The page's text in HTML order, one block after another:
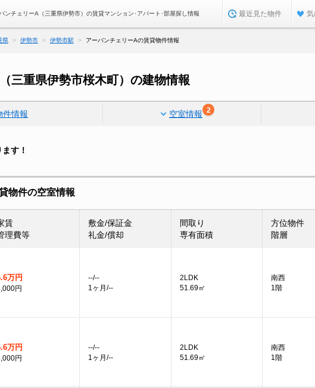
ンチェリーA（三重県伊勢市）の賃貸マンション･アパート･部屋探し情報 最近見た物件
県 伊勢市 伊勢市駅 アーバンチェリーAの賃貸物件情報
三重県伊勢市桜木町）の建物情報
件情報 空室情報 2
す！
物件の空室情報
賃
理費等
敷金/保証金
礼金/償却
間取り
専有面積
方位物件
階層
万円
円
--/--
1ヶ月/--
2LDK
51.69㎡
南西
1階
万円
円
--/--
1ヶ月/--
2LDK
51.69㎡
南西
1階